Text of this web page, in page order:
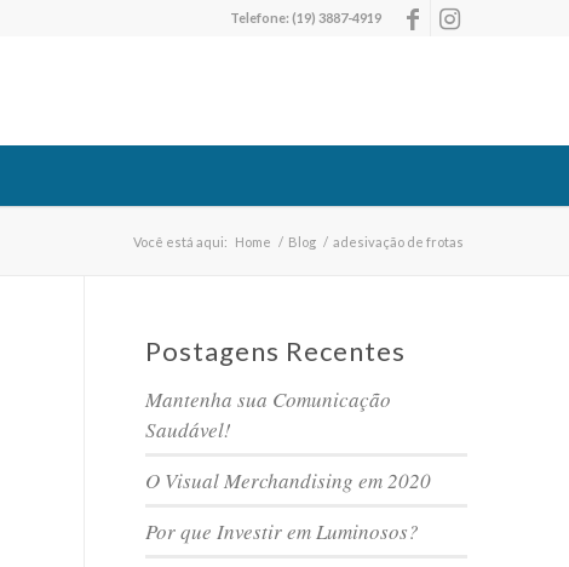
Telefone:(19) 3887-4919
Você está aqui: Home / Blog / adesivação de frotas
Postagens Recentes
Mantenha sua Comunicação
Saudável!
O Visual Merchandising em 2020
Por que Investir em Luminosos?